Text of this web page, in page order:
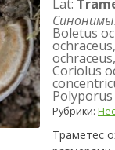
Lat:
Boletus
Coriolus
Рубрики:
Траметес